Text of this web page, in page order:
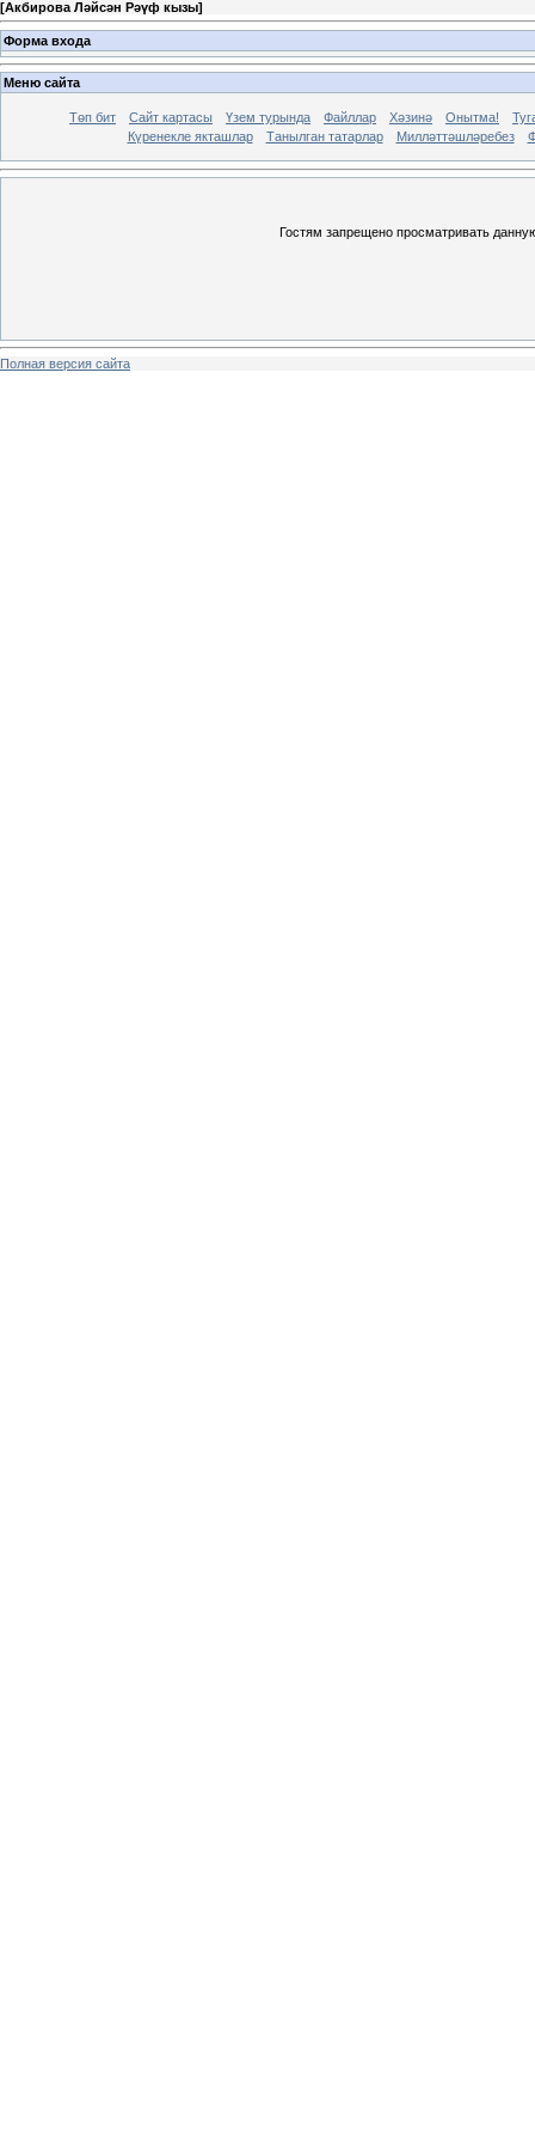
[Акбирова Ләйсән Рәүф кызы]
Форма входа
Меню сайта
Төп бит Сайт картасы Үзем турында Файллар Хәзинә Онытма!
Күренекле якташлар
Танылган татарлар Милләттәшләребез
Гостям запрещено просматривать
Полная версия сайта